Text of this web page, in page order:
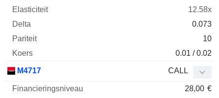
12.58x
0.073
10
0.01 / 0.02
M4717 CALL
28,00 €